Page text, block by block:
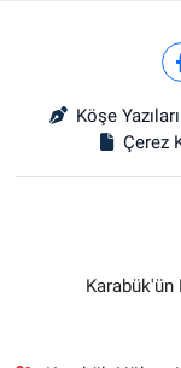
Köşe Yazıları
Çerez